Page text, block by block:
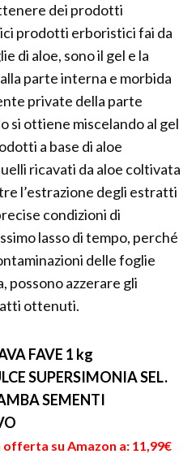
dei prodotti
prodotti erboristici fai da
di aloe, sono il gel e la
parte interna e morbida
private della parte
si ottiene miscelando al gel
a base di aloe
ricavati da aloe coltivata
l’estrazione degli estratti
condizioni di
lasso di tempo, perché
delle foglie
possono azzerare gli
ottenuti.
FAVE 1 kg
SUPERSIMONIA SEL.
SEMENTI
offerta su Amazon a: 11,99€